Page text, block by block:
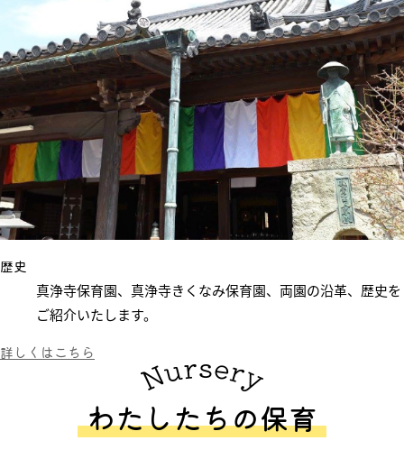
歴史
真浄寺保育園、真浄寺きくなみ保育園、 両園の沿革、 歴史を
ご紹介いたします。
詳しくはこちら
わたしたちの保育